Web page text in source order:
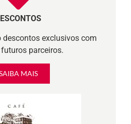
descontos exclusivos com
parceiros.
MAIS